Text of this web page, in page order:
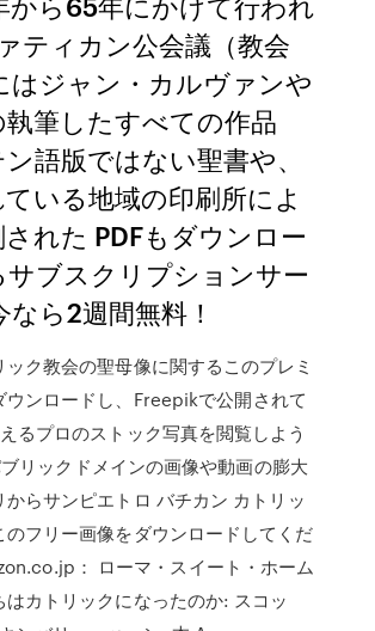
ティカン公会議（教会
はジャン・カルヴァンや
筆したすべての作品
語版ではない聖書や、
いる地域の印刷所によ
れた PDFもダウンロー
サブスクリプションサー
なら2週間無料！
ック教会の聖母像に関するこのプレミ
ウンロードし、Freepikで公開されて
るプロのストック写真を閲覧しよう
リックドメインの画像や動画の膨大
からサンピエトロ バチカン カトリッ
のフリー画像をダウンロードしてくだ
： ローマ・スイート・ホーム
カトリックになったのか: スコッ